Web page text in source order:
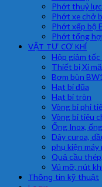
Phớt thuỷ lực
Phớt xe chở
Phớt xếp bộ
Phớt tổng
VẬT TƯ CƠ KHÍ
Hộp giảm
Thiết bị Xi
Bơm bùn
Hạt bi đũa
Hạt bi tròn
Vòng bi phi
Vòng bi tiêu
Ống Inox,
Dây curoa,
phụ kiện
Quả cầu
Vú mỡ, nút
Thông tin kỹ thuật